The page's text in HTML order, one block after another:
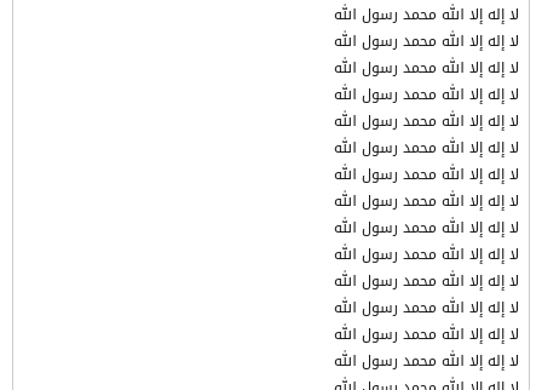
لا إله إلا الله محمد رسول الله
لا إله إلا الله محمد رسول الله
لا إله إلا الله محمد رسول الله
لا إله إلا الله محمد رسول الله
لا إله إلا الله محمد رسول الله
لا إله إلا الله محمد رسول الله
لا إله إلا الله محمد رسول الله
لا إله إلا الله محمد رسول الله
لا إله إلا الله محمد رسول الله
لا إله إلا الله محمد رسول الله
لا إله إلا الله محمد رسول الله
لا إله إلا الله محمد رسول الله
لا إله إلا الله محمد رسول الله
لا إله إلا الله محمد رسول الله